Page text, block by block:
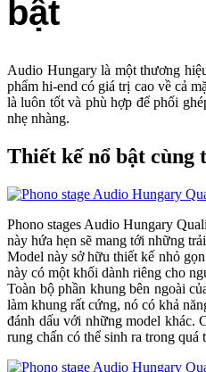
bật
Audio Hungary là một thương
phẩm hi-end có giá trị cao về cả
là luôn tốt và phù hợp để phối
nhẹ nhàng.
Thiết kế nổ bật cùng
Phono stages Audio Hungary
này hứa hẹn sẽ mang tới những
Model này sở hữu thiết kế nhỏ
này có một khối dành riêng cho
Toàn bộ phần khung bên ngoài
làm khung rất cứng, nó có khả
đánh dấu với những model khác.
rung chấn có thể sinh ra trong quá